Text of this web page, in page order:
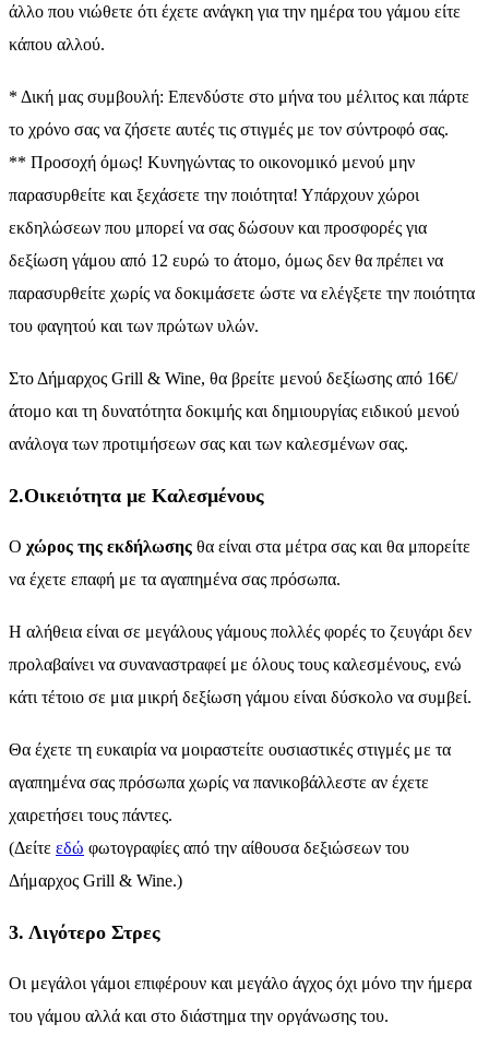
άλλο που νιώθετε ότι έχετε ανάγκη για την ημέρα του γάμου είτε
κάπου αλλού.
* Δική μας συμβουλή: Επενδύστε στο μήνα του μέλιτος και πάρτε
το χρόνο σας να ζήσετε αυτές τις στιγμές με τον σύντροφό σας.
** Προσοχή όμως! Κυνηγώντας το οικονομικό μενού μην
παρασυρθείτε και ξεχάσετε την ποιότητα! Υπάρχουν χώροι
εκδηλώσεων που μπορεί να σας δώσουν και προσφορές για
δεξίωση γάμου από 12 ευρώ το άτομο, όμως δεν θα πρέπει να
παρασυρθείτε χωρίς να δοκιμάσετε ώστε να ελέγξετε την ποιότητα
του φαγητού και των πρώτων υλών.
Στο Δήμαρχος Grill & Wine, θα βρείτε μενού δεξίωσης από 16€/
άτομο και τη δυνατότητα δοκιμής και δημιουργίας ειδικού μενού
ανάλογα των προτιμήσεων σας και των καλεσμένων σας.
2.Οικειότητα με Kαλεσμένους
Ο χώρος της εκδήλωσης θα είναι στα μέτρα σας και θα μπορείτε
να έχετε επαφή με τα αγαπημένα σας πρόσωπα.
Η αλήθεια είναι σε μεγάλους γάμους πολλές φορές το ζευγάρι δεν
προλαβαίνει να συναναστραφεί με όλους τους καλεσμένους, ενώ
κάτι τέτοιο σε μια μικρή δεξίωση γάμου είναι δύσκολο να συμβεί.
Θα έχετε τη ευκαιρία να μοιραστείτε ουσιαστικές στιγμές με τα
αγαπημένα σας πρόσωπα χωρίς να πανικοβάλλεστε αν έχετε
χαιρετήσει τους πάντες.
(Δείτε εδώ φωτογραφίες από την αίθουσα δεξιώσεων του
Δήμαρχος Grill & Wine.)
3. Λιγότερο Στρες
Οι μεγάλοι γάμοι επιφέρουν και μεγάλο άγχος όχι μόνο την ήμερα
του γάμου αλλά και στο διάστημα την οργάνωσης του.